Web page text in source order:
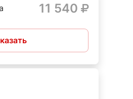
11 540